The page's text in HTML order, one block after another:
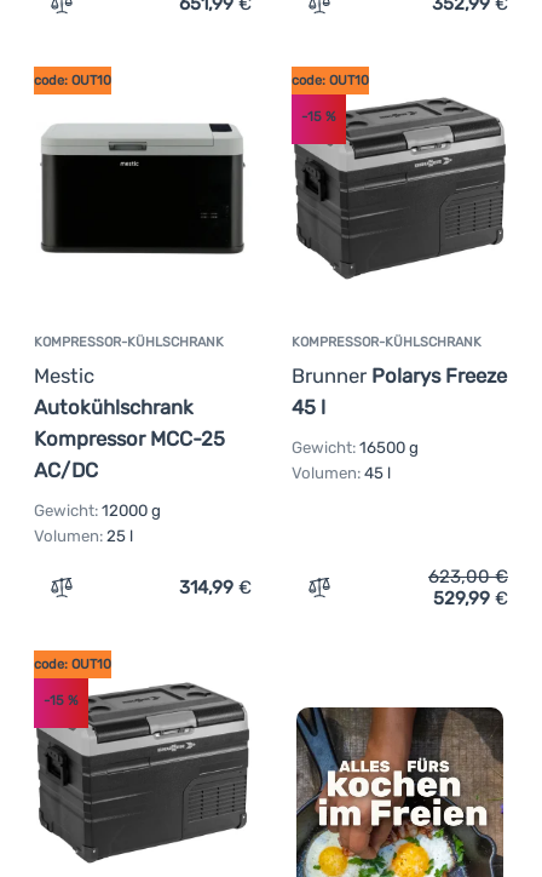
Zum Vergleich 'Kompressor-Kühlschrank Mestic
Zum Vergleich
KOMPRESSOR-KÜHLSCHRANK
Mestic
Autokühlschrank
Kompressor MCC-25
AC/DC
code: OUT10
Gewicht: 12000 g
Volumen: 25 l
Zum Vergleich 'Kompressor-Kühlschrank Mestic
314,99 €
KOMPRESSOR-KÜHLSCHRANK
Brunner Polarys Freeze
45 l
code: OUT10
-15%
Gewicht: 16500 g
Volumen: 45 l
Zum Vergleich
623,00€
529,99 €
code: OUT10
-15 %